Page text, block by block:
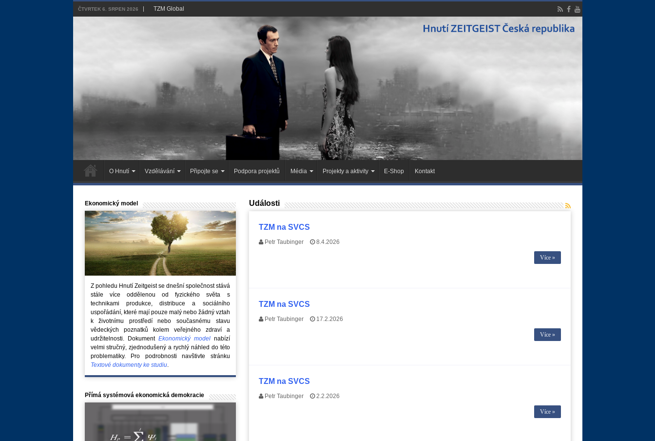
ČTVRTEK 6. SRPEN 2026 TZM Global
O Hnutí Vzdělávání Připojte se Podpora projektů Média Projekty a aktivity E-Shop Kontakt
Události
TZM na SVCS
Petr Taubinger 8.4.2026
Více »
TZM na SVCS
Petr Taubinger 17.2.2026
Více »
TZM na SVCS
Petr Taubinger 2.2.2026
Více »
Ekonomický model
Z pohledu Hnutí Zeitgeist se dnešní společnost stává
stále více oddělenou od fyzického světa s
technikami produkce, distribuce a sociálního
uspořádání, které mají pouze malý nebo žádný vztah
k životnímu prostředí nebo současnému stavu
vědeckých poznatků kolem veřejného zdraví a
udržitelnosti. Dokument Ekonomický modelnabízí
velmi stručný, zjednodušený a rychlý náhled do této
problematiky. Pro podrobnosti navštivte stránku
Textové dokumenty ke studiu.
Přímá systémová ekonomická demokracie